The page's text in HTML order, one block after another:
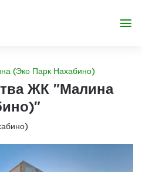
(Эко Парк Нахабино)
ЖК "Малина